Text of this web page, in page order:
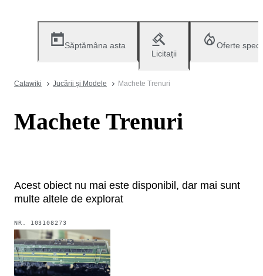
Săptămâna asta
Licitații
Oferte
Catawiki Jucării și Modele Machete Trenuri
Machete Trenuri
Acest obiect nu mai este disponibil, dar mai sunt
multe altele de explorat
NR. 103108273